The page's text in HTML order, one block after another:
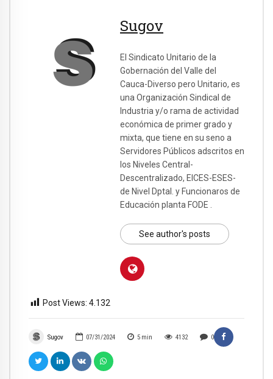
Sugov 07/31/2024 5 min 4132 0
Sugov
El Sindicato Unitario de la
Gobernación del Valle del
Cauca-Diverso pero Unitario, es
una Organización Sindical de
Industria y/o rama de actividad
económica de primer grado y
mixta, que tiene en su seno a
Servidores Públicos adscritos en
los Niveles Central-
Descentralizado, EICES-ESES-
de Nivel Dptal. y Funcionaros de
Educación planta FODE .
See author's posts
Post Views: 4.132